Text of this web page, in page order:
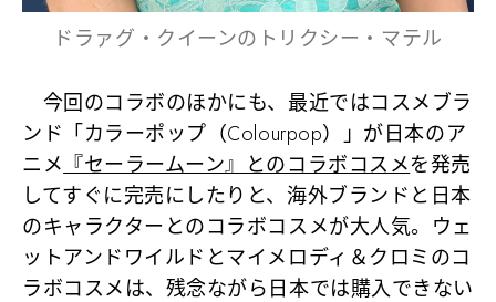
ドラァグ・クイーンのトリクシー・マテル
今回のコラボのほかにも、最近ではコスメブラ
ンド「カラーポップ（Colourpop）」が日本のア
ニメ 『セーラームーン』とのコラボコスメを発売
してすぐに完売にしたりと、海外ブランドと日本
のキャラクターとのコラボコスメが大人気。ウェ
ットアンドワイルドとマイメロディ＆クロミのコ
ラボコスメは、残念ながら日本では購入できない